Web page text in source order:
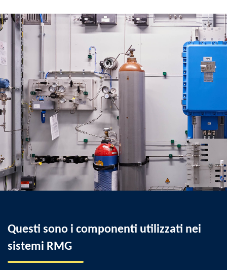
Questi sono i componenti utilizzati nei
sistemi RMG